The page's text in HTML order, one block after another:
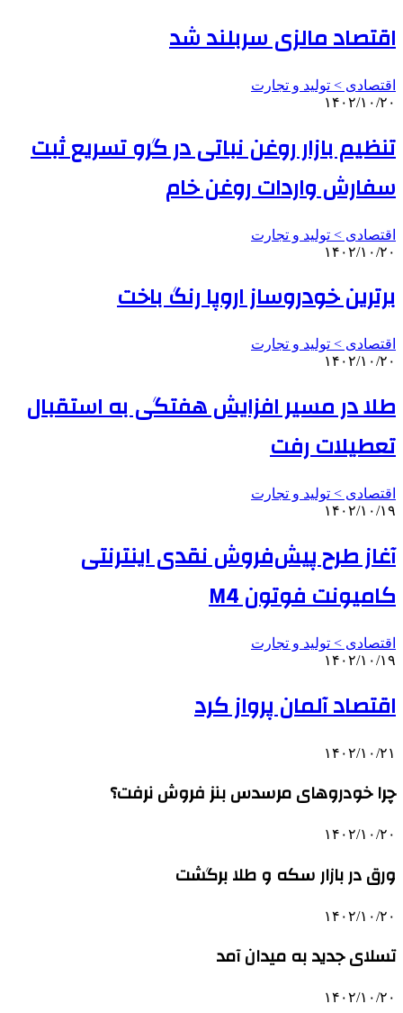
اقتصاد مالزی سربلند شد
اقتصادی > تولید و تجارت
۱۴۰۲/۱۰/۲۰
تنظیم بازار روغن نباتی در گرو تسریع ثبت
سفارش واردات روغن خام
اقتصادی > تولید و تجارت
۱۴۰۲/۱۰/۲۰
برترین خودروساز اروپا رنگ باخت
اقتصادی > تولید و تجارت
۱۴۰۲/۱۰/۲۰
طلا در مسیر افزایش هفتگی به استقبال
تعطیلات رفت
اقتصادی > تولید و تجارت
۱۴۰۲/۱۰/۱۹
آغاز طرح پیش‌فروش نقدی اینترنتی
کامیونت فوتون M4
اقتصادی > تولید و تجارت
۱۴۰۲/۱۰/۱۹
اقتصاد آلمان پرواز کرد
۱۴۰۲/۱۰/۲۱
چرا خودروهای مرسدس بنز فروش نرفت؟
۱۴۰۲/۱۰/۲۰
ورق در بازار سکه و طلا برگشت
۱۴۰۲/۱۰/۲۰
تسلای جدید به میدان آمد
۱۴۰۲/۱۰/۲۰